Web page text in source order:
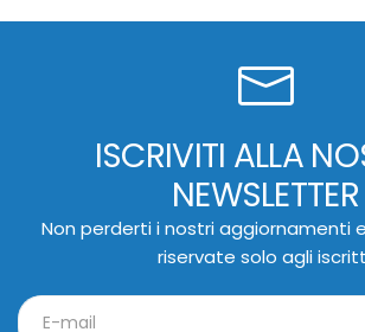
ISCRIVITI ALLA
NEWSLETTER
Non perderti i nostri aggiornamenti
riservate solo agli